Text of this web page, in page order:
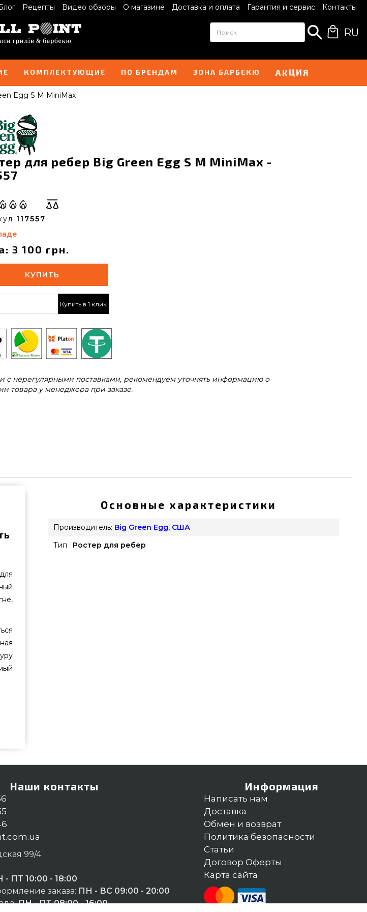
Рецепты Видео обзоры О магазине Доставка и оплата Гарантия и сервис Контакты
RU
КОМПЛЕКТУЮЩИЕ ПО БРЕНДАМ ЗОНА БАРБЕКЮ АКЦИЯ
Egg S M MiniMax
для ребер Big Green Egg S M MiniMax -
117557
3 100 грн.
КУПИТЬ
Купить в 1 клик
с нерегулярными поставками, рекомендуем уточнять информацию о
товара у менеджера при заказе.
Основные характеристики
Производитель: Big Green Egg, США
Тип : Ростер для ребер
Наши контакты
99/4
- ПТ 10:00 - 18:00
заказа: ПН - ВС 09:00 - 20:00
ПН - ПТ 08:00 - 16:00
Информация
Написать нам
Доставка
Обмен и возврат
Политика безопасности
Статьи
Договор Оферты
Карта сайта